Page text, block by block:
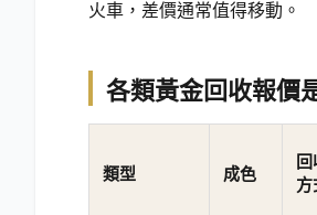
火車，差價通常值得移動。
各類黃金回收報價
類型 成色
方